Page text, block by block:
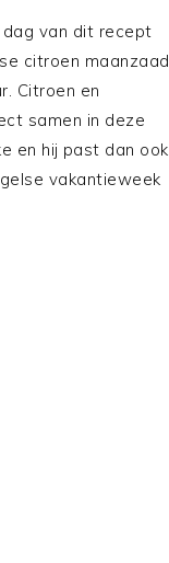
van dit recept
citroen maanzaad
Citroen en
samen in deze
en hij past dan ook
vakantieweek